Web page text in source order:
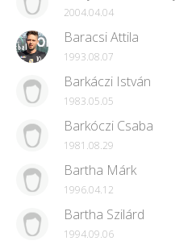
2004.04.04
Baracsi Attila
1993.08.07
Barkáczi István
1983.05.05
Barkóczi Csaba
1981.08.29
Bartha Márk
1996.04.12
Bartha Szilárd
1994.09.06